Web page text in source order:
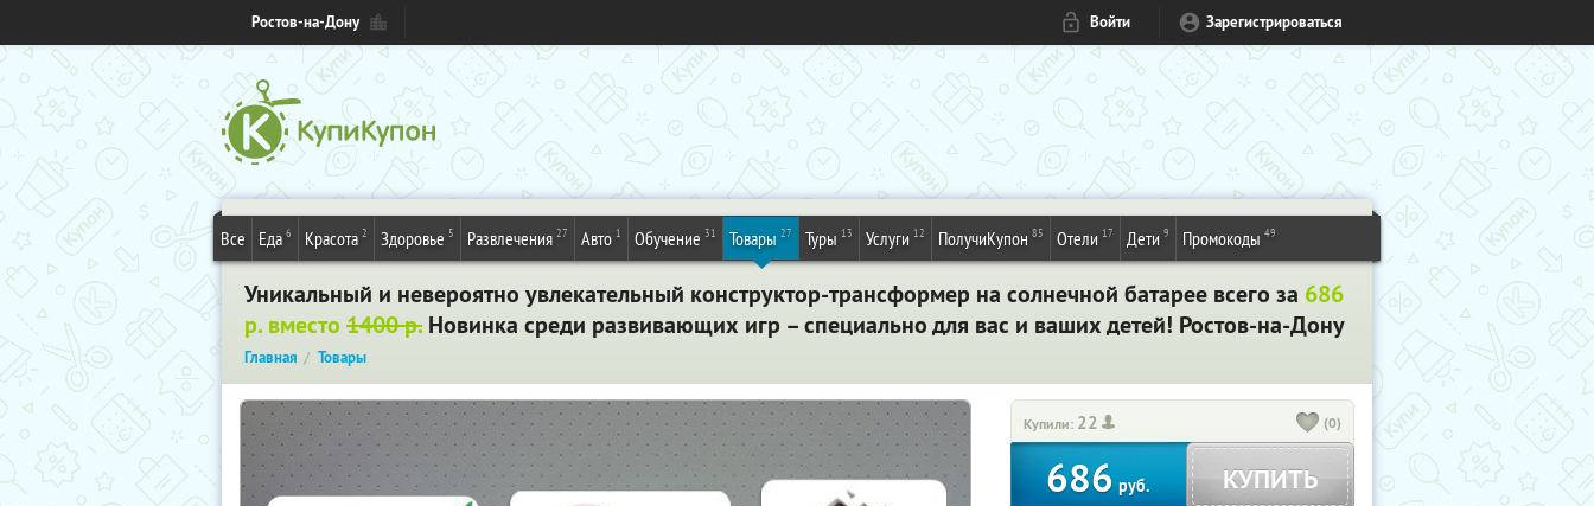
Ростов-на-Дону Войти Зарегистрироваться
Все Еда 6 Красота 2 Здоровье 5 Развлечения 27 Авто 1 Обучение 31 Товары 27 Туры 13 Услуги 12 ПолучиКупон 85 Отели 17 Дети 9 Промокоды 49
Уникальный и невероятно увлекательный конструктор-трансформер на солнечной батарее всего за 686
р. вместо 1400 р. Новинка среди развивающих игр – специально для вас и ваших детей! Ростов-на-Дону
Главная Товары
Купили: 22 (0)
686 руб. КУПИТЬ